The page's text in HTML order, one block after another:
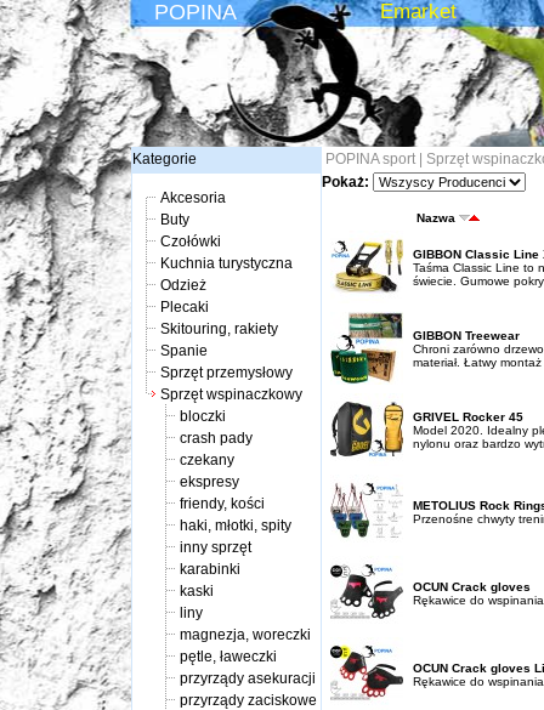
POPINA Emarket
Kategorie
Akcesoria
Buty
Czołówki
Kuchnia turystyczna
Odzież
Plecaki
Skitouring, rakiety
Spanie
Sprzęt przemysłowy
Sprzęt wspinaczkowy
bloczki
crash pady
czekany
ekspresy
friendy, kości
haki, młotki, spity
inny sprzęt
karabinki
kaski
liny
magnezja, woreczki
pętle, ławeczki
przyrządy asekuracji
przyrządy zaciskowe
POPINA sport|
Sprzęt
Pokaż:
Nazwa
GIBBON Classic Line
Taśma Classic Line to
świecie. Gumowe
GIBBON Treewear
Chroni zarówno
materiał. Łatwy
GRIVEL Rocker 45
Model 2020. Idealny
nylonu oraz bardzo
METOLIUS Rock
Przenośne chwyty
OCUN Crack gloves
Rękawice do
OCUN Crack gloves
Rękawice do